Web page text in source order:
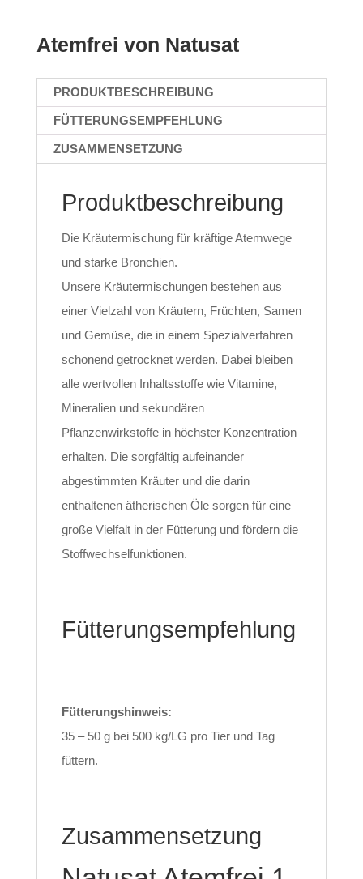
Atemfrei von Natusat
PRODUKTBESCHREIBUNG
FÜTTERUNGSEMPFEHLUNG
ZUSAMMENSETZUNG
Produktbeschreibung
Die Kräutermischung für kräftige Atemwege
und starke Bronchien.
Unsere Kräutermischungen bestehen aus
einer Vielzahl von Kräutern, Früchten, Samen
und Gemüse, die in einem Spezialverfahren
schonend getrocknet werden. Dabei bleiben
alle wertvollen Inhaltsstoffe wie Vitamine,
Mineralien und sekundären
Pflanzenwirkstoffe in höchster Konzentration
erhalten. Die sorgfältig aufeinander
abgestimmten Kräuter und die darin
enthaltenen ätherischen Öle sorgen für eine
große Vielfalt in der Fütterung und fördern die
Stoffwechselfunktionen.
Fütterungsempfehlung
Fütterungshinweis:
35 – 50 g bei 500 kg/LG pro Tier und Tag
füttern.
Zusammensetzung